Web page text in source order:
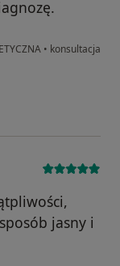
• konsultacja
jasny i